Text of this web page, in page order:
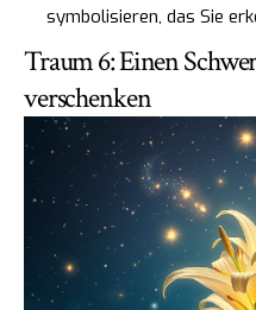
symbolisieren, das Sie
Traum 6: Einen
verschenken